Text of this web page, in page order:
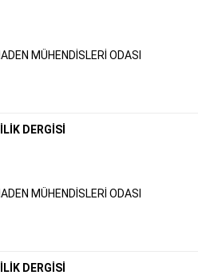
MÜHENDİSLERİ ODASI
DERGİSİ
MÜHENDİSLERİ ODASI
DERGİSİ